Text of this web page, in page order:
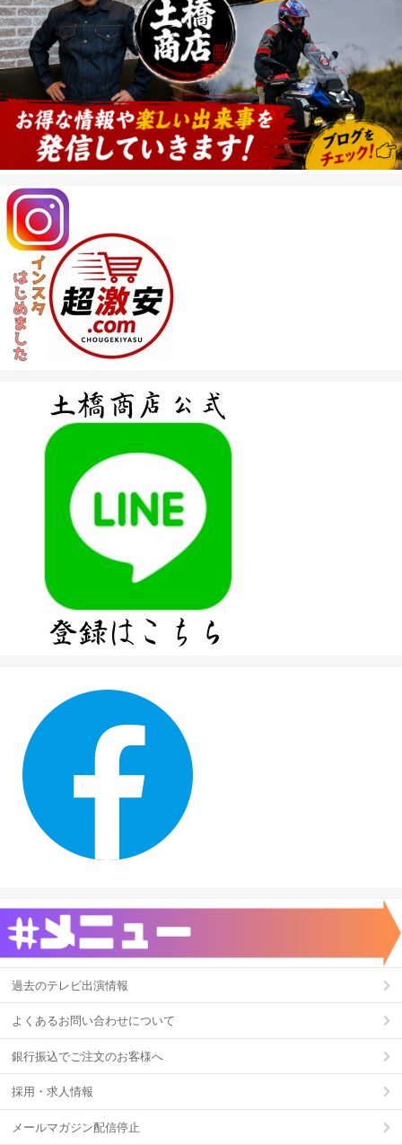
過去のテレビ出演情報
よくあるお問い合わせについて
銀行振込でご注文のお客様へ
採用・求人情報
メールマガジン配信停止